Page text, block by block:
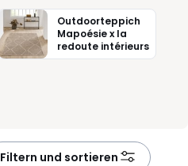
Outdoorteppich
Mapoésie x la
redoute intérieurs
Filtern und sortieren